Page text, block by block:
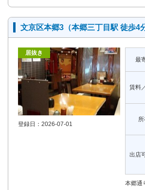
文京区本郷3（本郷三丁目駅 徒歩4
居抜き
登録日：2026-07-01
最
賃料
出店
本郷通